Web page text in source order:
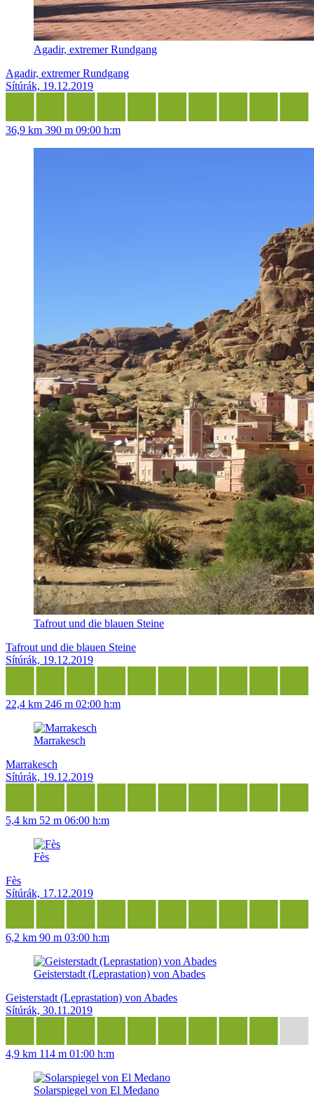
Agadir, extremer Rundgang
Agadir, extremer Rundgang
Sítúrák, 19.12.2019
36,9 km 390 m 09:00 h:m
Tafrout und die blauen Steine
Tafrout und die blauen Steine
Sítúrák, 19.12.2019
22,4 km 246 m 02:00 h:m
Marrakesch
Marrakesch
Sítúrák, 19.12.2019
5,4 km 52 m 06:00 h:m
Fès
Fès
Sítúrák, 17.12.2019
6,2 km 90 m 03:00 h:m
Geisterstadt (Leprastation) von Abades
Geisterstadt (Leprastation) von Abades
Sítúrák, 30.11.2019
4,9 km 114 m 01:00 h:m
Solarspiegel von El Medano